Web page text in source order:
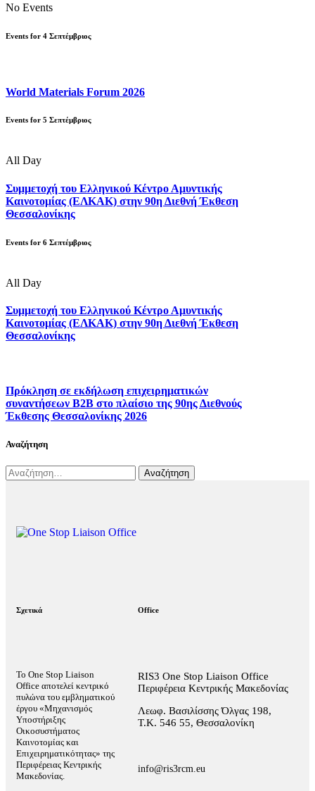
No Events
Events for 4 Σεπτέμβριος
World Materials Forum 2026
Events for 5 Σεπτέμβριος
All Day
Συμμετοχή του Ελληνικού Κέντρο Αμυντικής
Καινοτομίας (ΕΛΚΑΚ) στην 90η Διεθνή Έκθεση
Θεσσαλονίκης
Events for 6 Σεπτέμβριος
All Day
Συμμετοχή του Ελληνικού Κέντρο Αμυντικής
Καινοτομίας (ΕΛΚΑΚ) στην 90η Διεθνή Έκθεση
Θεσσαλονίκης
Πρόκληση σε εκδήλωση επιχειρηματικών
συναντήσεων B2B στο πλαίσιο της 90ης Διεθνούς
Έκθεσης Θεσσαλονίκης 2026
Αναζήτηση
Σχετικά
Το One Stop Liaison
Office αποτελεί κεντρικό
πυλώνα του εμβληματικού
έργου «Μηχανισμός
Υποστήριξης
Οικοσυστήματος
Καινοτομίας και
Επιχειρηματικότητας» της
Περιφέρειας Κεντρικής
Μακεδονίας.
Office
RIS3 One Stop Liaison Office
Περιφέρεια Κεντρικής Μακεδονίας
Λεωφ. Βασιλίσσης Όλγας 198,
Τ.Κ. 546 55, Θεσσαλονίκη
info@ris3rcm.eu